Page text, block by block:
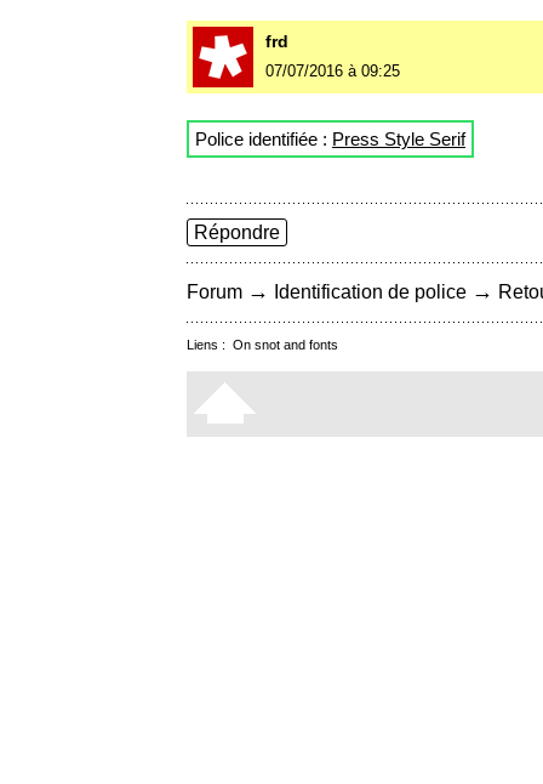
frd
07/07/2016 à 09:25
Police identifiée : Press Style Serif
Répondre
Forum → Identification de police →
Liens : On snot and fonts